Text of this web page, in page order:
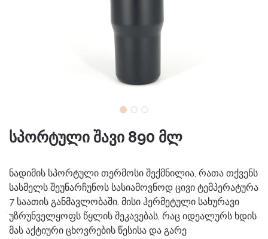
სპორტული შავი 890 მლ
ნადიმის სპორტული თერმოსი შექმნილია, რათა თქვენს
სასმელს შეუნარჩუნოს სასიამოვნოდ ცივი ტემპერატურა
7 საათის განმავლობაში. მისი ჰერმეტული სახურავი
უზრუნველყოფს წყლის შეკავებას, რაც იდეალურს ხდის
მას აქტიური ცხოვრების წესისა და გარე